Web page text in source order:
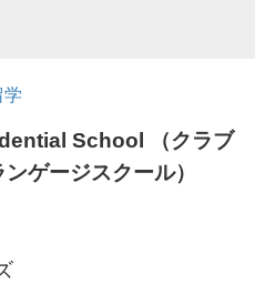
学
School （クラブ
ゲージスクール）